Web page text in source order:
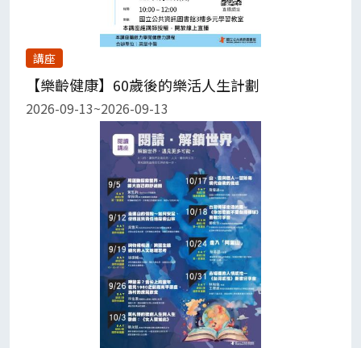
講座
【樂齡健康】60歲後的樂活人生計劃
2026-09-13~2026-09-13